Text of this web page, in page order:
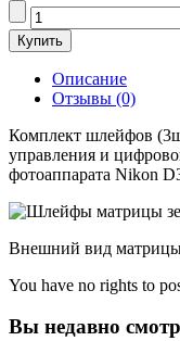
Описание
Отзывы (0)
Комплект шлейфов
управления и
фотоаппарата Nikon
Внешний вид
You have no rights to
Вы недавно